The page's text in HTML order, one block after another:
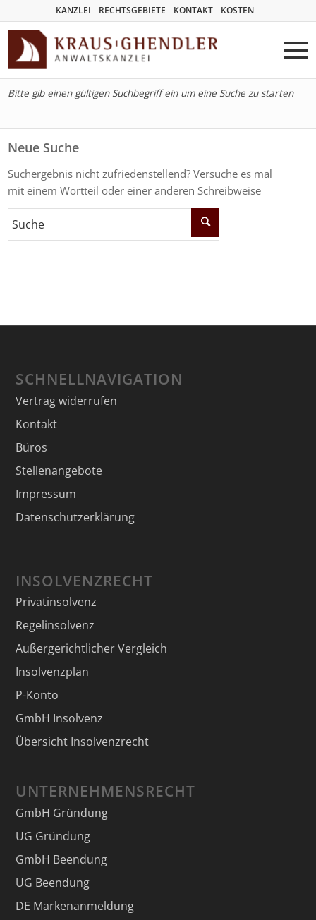
KANZLEI RECHTSGEBIETE KONTAKT KOSTEN
Bitte gib einen gültigen Suchbegriff ein um eine Suche zu starten
Neue Suche
Suchergebnis nicht zufriedenstellend? Versuche es mal
mit einem Wortteil oder einer anderen Schreibweise
SCHNELLNAVIGATION
Vertrag widerrufen
Kontakt
Büros
Stellenangebote
Impressum
Datenschutzerklärung
INSOLVENZRECHT
Privatinsolvenz
Regelinsolvenz
Außergerichtlicher Vergleich
Insolvenzplan
P-Konto
GmbH Insolvenz
Übersicht Insolvenzrecht
UNTERNEHMENSRECHT
GmbH Gründung
UG Gründung
GmbH Beendung
UG Beendung
DE Markenanmeldung